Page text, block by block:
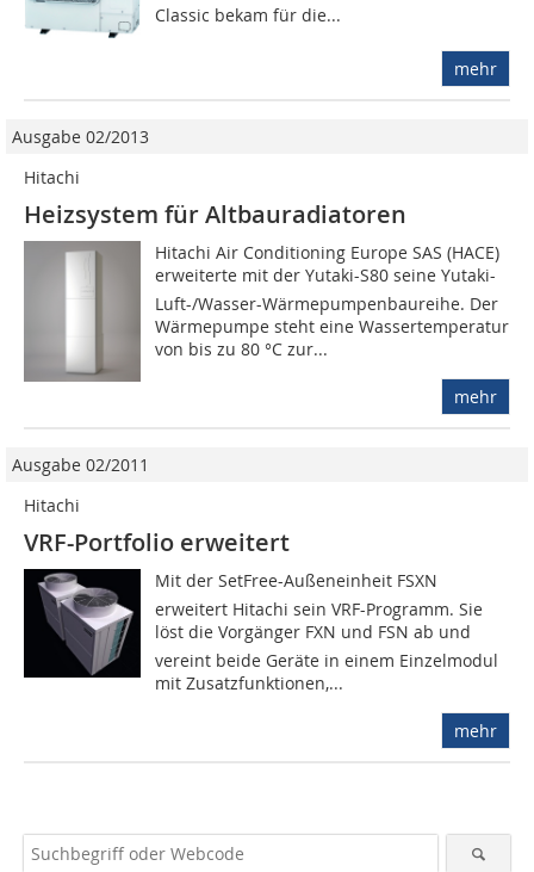
Classic bekam für die...
mehr
Ausgabe 02/2013
Hitachi
Heizsystem für Altbauradiatoren
Hitachi Air Conditioning Europe SAS (HACE)
erweiterte mit der Yutaki-S80 seine Yutaki-
Luft-/Wasser-Wärmepumpenbaureihe. Der
Wärmepumpe steht eine Wassertemperatur
von bis zu 80 °C zur...
mehr
Ausgabe 02/2011
Hitachi
VRF-Portfolio erweitert
Mit der SetFree-Außeneinheit FSXN
erweitert Hitachi sein VRF-Programm. Sie
löst die Vorgänger FXN und FSN ab und
vereint beide Geräte in einem Einzelmodul
mit Zusatzfunktionen,...
mehr